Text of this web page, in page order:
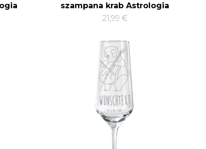
szampana krab Astrologia
21,99 €